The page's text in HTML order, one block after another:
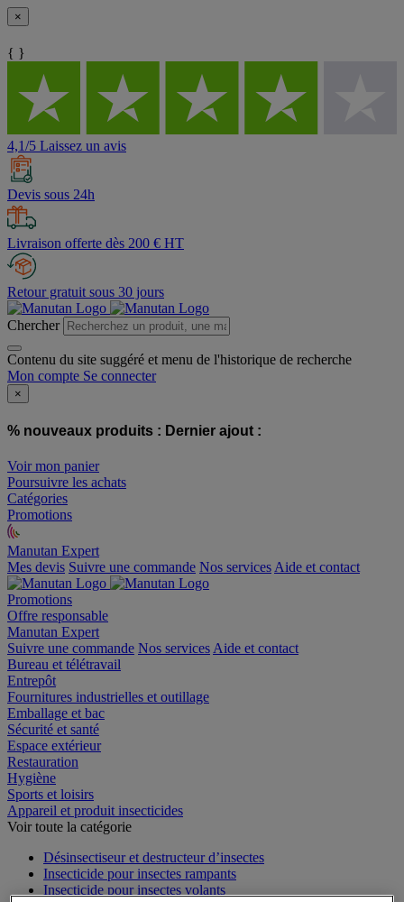
×
{ }
4,1/5 Laissez un avis
Devis sous 24h
Livraison offerte dès 200 € HT
Retour gratuit sous 30 jours
Chercher
Contenu du site suggéré et menu de l'historique de recherche
Mon compte Se connecter
×
% nouveaux produits : Dernier ajout :
Voir mon panier
Poursuivre les achats
Catégories
Promotions
Manutan Expert
offre reconditionnée
Mes devis Suivre une commande Nos services
Promotions
Offre responsable
Manutan Expert
Suivre une commande
Bureau et télétravail
Entrepôt
Fournitures industrielles et outillage
Emballage et bac
Sécurité et santé
Espace extérieur
Restauration
Hygiène
Sports et loisirs
Appareil et produit insecticides
Désinsectiseur et destructeur d’insectes
Insecticide pour insectes rampants